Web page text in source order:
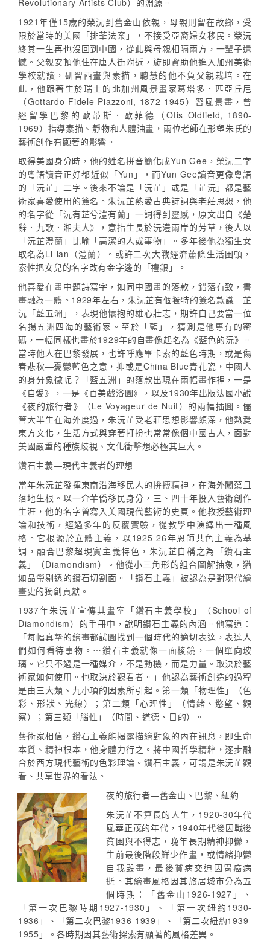
Revolutionary Artists Club）的淵源。
1921年僅15歲的榮沅到舊金山依親，母親則留在故鄉，受
限於當時的美國「排華法案」，不接受亞裔婦女移民。榮沅
終其一生再也沒回到中國，從此與母親相隔兩方，一輩子遺
憾。父親安頓他住在唐人街附近，旋即資助他進入加州美術
學校就讀，研習西畫與素描，聰慧的他不負父親栽培。在
此，他跟著生於瑞士的北加州風景畫家葛塔多．匹亞丘尼
（Gottardo Fidele Piazzoni, 1872-1945）習風景畫，曾
經留學巴黎的歐蒂斯．歐菲德（Otis Oldfield, 1890-
1969）指導素描、靜物和人體油畫，兩位老師在形塑朱氏的
藝術創作有顯著的影響。
取得美國身分時，他的姓名拼音簡化成Yun Gee，榮沅二字
的粵語讀音正好都近似「Yun」，而Yun Gee讀音更像粵語
的「沅芷」二字。後來不論是「沅芷」或是「芷沅」都是藝
術家喜愛使用的簽名。朱沅芷熱愛古典詩詞與老莊思想，他
的名字從「沅有芷兮澧有蘭」一詞得到靈感，原文出自《楚
辭．九歌．湘夫人》，意指生長於沅澧兩岸的芳草，後人以
「沅芷澧蘭」比喻「高潔的人或事物」。多年後他為獨生女
取名為Li-lan（澧蘭）。或許二次大戰經濟蕭條生活困頓，
索性把女兒的名字改有金字邊的「禮銀」。
他喜愛在畫中題詩寫字，如同中國畫的落款，錯落有致，書
畫融為一體。1929年左右，朱沅芷有個獨特的簽名款識—芷
沅「藍五洲」，表現他懷抱的雄心壯志，期許自己要當一位
名揚五洲四海的藝術家。至於「藍」，猜測是他專有的密
碼，一幅同樣也畫於1929年的自畫像起名為《藍色的沅》。
當時他人在巴黎發展，也許呼應畢卡索的藍色時期，或是傷
春悲秋—憂鬱藍色之意，抑或是China Blue青花瓷，中國人
的身分象徵呢？「藍五洲」的落款出現在兩幅畫作裡，一是
《自愛》，一是《百美戲浴圖》，以及1930年出版法國小說
《夜的旅行者》（Le Voyageur de Nuit）的兩幅插圖。儘
管大半生在海外度過，朱沅芷受老莊思想影響頗深，他熱愛
東方文化，生活方式與穿著打扮也常常像個中國古人，面對
美國嚴重的種族歧視、文化衝擊想必極其巨大。
鑽石主義—現代主義者的理想
當年朱沅芷發揮東南沿海移民人的拚搏精神，在海外闖蕩且
落地生根。以一介華僑移民身分，三、四十年投入藝術創作
生涯，他的名字曾寫入美國現代藝術的史頁。他教授藝術理
論和技術，經過多年的反覆實驗，從教學中演繹出一種風
格。它根源於立體主義，以1925-26年恩師共色主義為基
調，融合巴黎超現實主義特色，朱沅芷自稱之為「鑽石主
義」（Diamondism）。他從小三角形的組合圖解抽象，猶
如晶瑩剔透的鑽石切割面。「鑽石主義」被認為是對現代繪
畫史的獨創貢獻。
1937年朱沅芷宣傳其畫室「鑽石主義學校」（School of
Diamondism）的手冊中，說明鑽石主義的內涵。他寫道：
「每幅真摯的繪畫都試圖找到一個時代的適切表達，表達人
們如何看待事物。⋯鑽石主義就像一面棱鏡，一個單向玻
璃。它只不過是一種媒介，不是動機，而是力量。取決於藝
術家如何使用。也取決於觀看者。」他認為藝術創造的過程
是由三大類、九小項的因素所引起。第一類「物理性」（色
彩、形狀、光線）；第二類「心理性」（情緒、慾望、觀
察）；第三類「腦性」（時間、道德、目的）。
藝術家相信，鑽石主義能揭露描繪對象的內在訊息，即生命
本質、精神根本，他身體力行之。將中國哲學精粹，逐步融
合於西方現代藝術的色彩理論。鑽石主義，可謂是朱沅芷觀
看、共享世界的看法。
夜的旅行者—舊金山、巴黎、紐約
朱沅芷不算長的人生，1920-30年代
風華正茂的年代，1940年代後因戰後
貧困與不得志，晚年長期精神抑鬱，
生前最後階段鮮少作畫，或情緒抑鬱
自我毀畫，最後貧病交迫因胃癌病
逝。其繪畫風格因其旅居城市分為五
個時期：「舊金山1926-1927」、
「第一次巴黎時期1927-1930」、「第一次紐約1930-
1936」、「第二次巴黎1936-1939」、「第二次紐約1939-
1955」。各時期因其藝術探索有顯著的風格差異。